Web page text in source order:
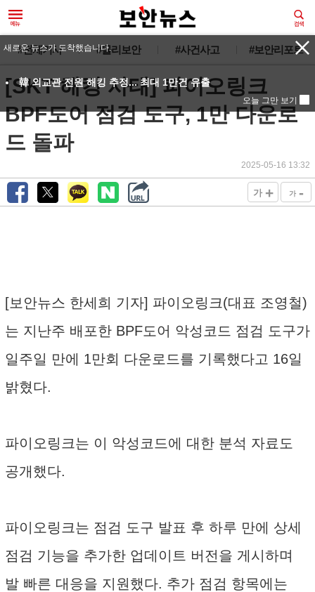
#전체기사 #물리보안 #사건사고 #보안리포트
[SKT 해킹 사태] 파이오링크
BPF도어 점검 도구, 1만 다운로
드 돌파
2025-05-16 13:32
가 + 가 -
[보안뉴스 한세희 기자] 파이오링크(대표 조영철)
는 지난주 배포한 BPF도어 악성코드 점검 도구가
일주일 만에 1만회 다운로드를 기록했다고 16일
밝혔다.
파이오링크는 이 악성코드에 대한 분석 자료도
공개했다.
파이오링크는 점검 도구 발표 후 하루 만에 상세
점검 기능을 추가한 업데이트 버전을 게시하며
발 빠른 대응을 지원했다. 추가 점검 항목에는
새로운 뉴스가 도착했습니다.
韓 외교관 전원 해킹 추정... 최대 1만건 유출
오늘 그만 보기